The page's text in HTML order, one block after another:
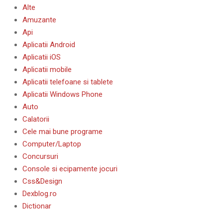
Alte
Amuzante
Api
Aplicatii Android
Aplicatii iOS
Aplicatii mobile
Aplicatii telefoane si tablete
Aplicatii Windows Phone
Auto
Calatorii
Cele mai bune programe
Computer/Laptop
Concursuri
Console si ecipamente jocuri
Css&Design
Dexblog.ro
Dictionar